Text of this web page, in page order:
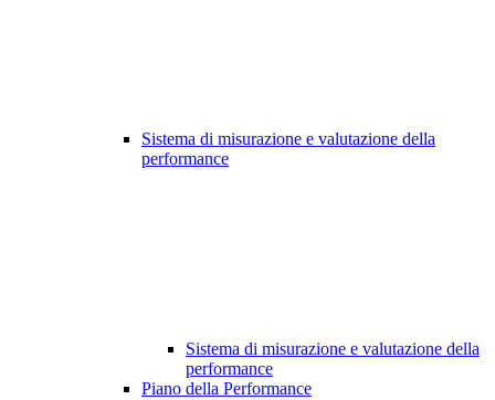
Sistema di misurazione e valutazione della
performance
Sistema di misurazione e valutazione della
performance
Piano della Performance